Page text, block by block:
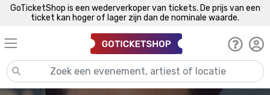
GoTicketShop is een wederverkoper van tickets. De prijs van een
ticket kan hoger of lager zijn dan de nominale waarde.